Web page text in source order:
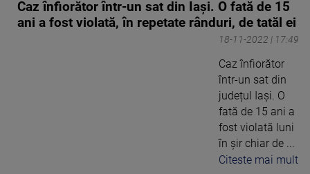
Caz înfiorător într-un sat din Iași. O fată de 15
ani a fost violată, în repetate rânduri, de tatăl ei
18-11-2022 | 17:49
Caz înfiorător
într-un sat din
județul Iași. O
fată de 15 ani a
fost violată luni
în șir chiar de ...
Citeste mai mult